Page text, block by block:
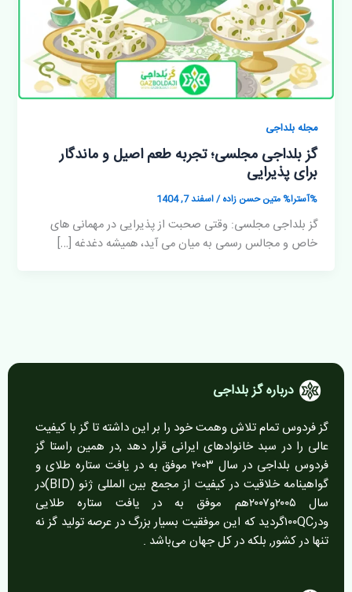
مجله بلداجی
گز بلداجی مجلسی؛ تجربه طعم اصیل و ماندگار
برای پذیرایی
%آسترا%متین حسن زاده/اسفند 7, 1404
گز بلداجی مجلسی: وقتی صحبت از پذیرایی در مهمانی های
خاص و مجالس رسمی به میان می آید، همیشه دغدغه […]
درباره گز بلداجی
گز فردوس تمام تلاش وهمت خود را بر این داشته تا گز با کیفیت
عالی را در سبد خانوادهای ایرانی قرار دهد ,در همین راستا گز
فردوس بلداجی در سال ۲۰۰۳ موفق به در یافت ستاره طلای و
گواهینامه خلاقیت در کیفیت از مجمع بین المللی ژنو (BID)در
سال ۲۰۰۵و۲۰۰۷هم موفق به در یافت ستاره طلایی
ودر۱۰۰QCگردید که این موفقیت بسیار بزرگ در عرصه تولید گز نه
تنها در کشور, بلکه در کل جهان می‌باشد .